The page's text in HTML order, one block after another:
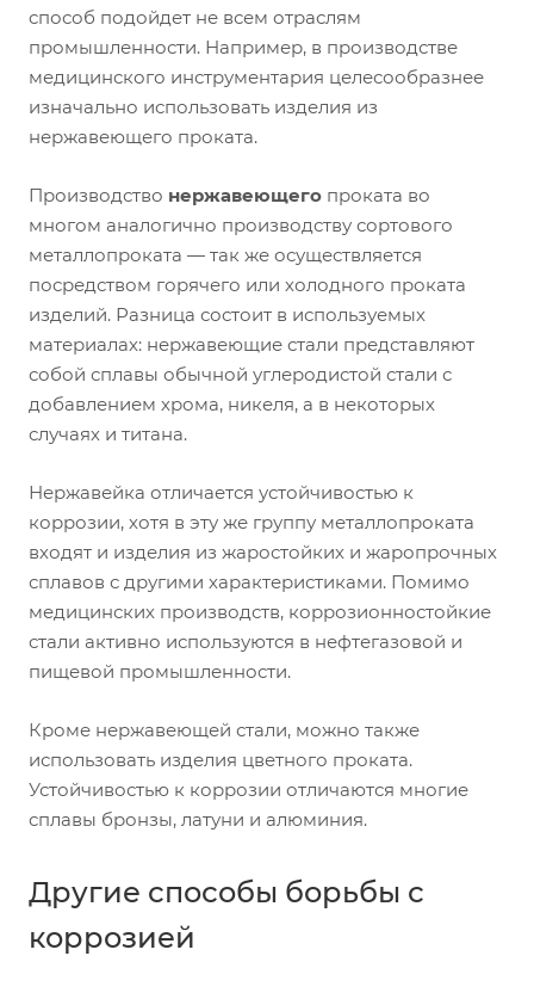
способ подойдет не всем отраслям
промышленности. Например, в производстве
медицинского инструментария целесообразнее
изначально использовать изделия из
нержавеющего проката.
Производство нержавеющего проката во
многом аналогично производству сортового
металлопроката — так же осуществляется
посредством горячего или холодного проката
изделий. Разница состоит в используемых
материалах: нержавеющие стали представляют
собой сплавы обычной углеродистой стали с
добавлением хрома, никеля, а в некоторых
случаях и титана.
Нержавейка отличается устойчивостью к
коррозии, хотя в эту же группу металлопроката
входят и изделия из жаростойких и жаропрочных
сплавов с другими характеристиками. Помимо
медицинских производств, коррозионностойкие
стали активно используются в нефтегазовой и
пищевой промышленности.
Кроме нержавеющей стали, можно также
использовать изделия цветного проката.
Устойчивостью к коррозии отличаются многие
сплавы бронзы, латуни и алюминия.
Другие способы борьбы с
коррозией